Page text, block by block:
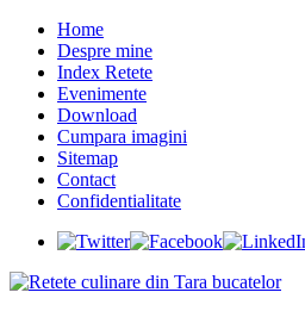
Home
Despre mine
Index Retete
Evenimente
Download
Cumpara imagini
Sitemap
Contact
Confidentialitate